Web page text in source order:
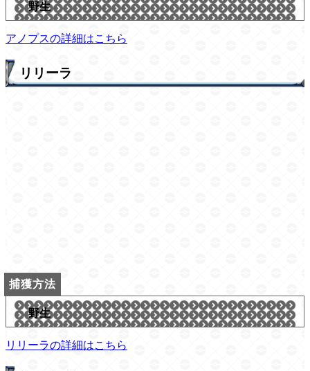
野生
アノプスの詳細はこちら
リリーラ
野生
リリーラの詳細はこちら